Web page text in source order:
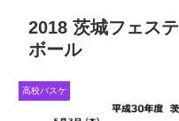
2018 茨城フェス
ボール
高校バスケ